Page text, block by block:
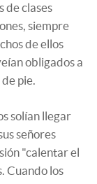
de clases
siempre
de ellos
obligados a
pie.
solían llegar
señores
"calentar el
Cuando los